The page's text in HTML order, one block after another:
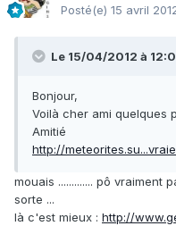
Posté(e) 15 avril
Le 15/04/2012 à
Bonjour,
Voilà cher ami quelques
Amitié
http://
mouais ............. pô vraiment
sorte ...
là c'est mieux : http://